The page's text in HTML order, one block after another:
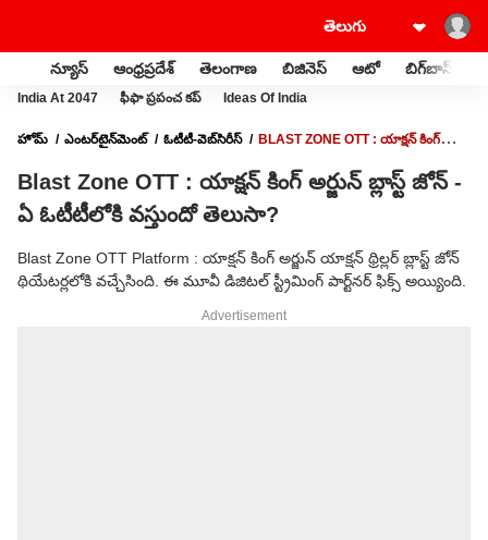
న్యూస్ ఆంధ్రప్రదేశ్ తెలంగాణ బిజినెస్ ఆటో బిగ్‌బాస్
India At 2047 ఫీఫా ప్రపంచ కప్ Ideas Of India
హోమ్ ఎంటర్‌టైన్‌మెంట్‌ ఓటీటీ-వెబ్‌సిరీస్‌
BLAST ZONE OTT : యాక్షన్ కింగ్
Blast Zone OTT : యాక్షన్ కింగ్ అర్జున్ బ్లాస్ట్ జోన్ -
ఏ ఓటీటీలోకి వస్తుందో తెలుసా?
Blast Zone OTT Platform : యాక్షన్ కింగ్ అర్జున్ యాక్షన్ థ్రిల్లర్ బ్లాస్ట్ జోన్
థియేటర్లలోకి వచ్చేసింది. ఈ మూవీ డిజిటల్ స్ట్రీమింగ్ పార్ట్‌నర్ ఫిక్స్ అయ్యింది.
Advertisement